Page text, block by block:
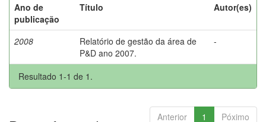
Ano de
publicação
Título Autor(es)
2008
Relatório de gestão da área de
P&D ano 2007.
-
Resultado 1-1 de 1.
Anterior 1 Póximo